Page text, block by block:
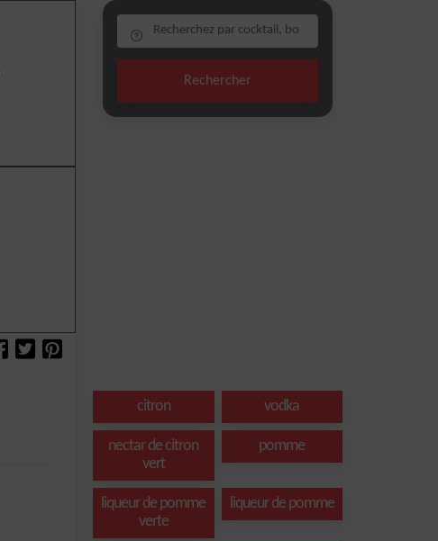
Rechercher
citron vodka
nectar de citron
vert
pomme
liqueur de pomme
verte
liqueur de pomme